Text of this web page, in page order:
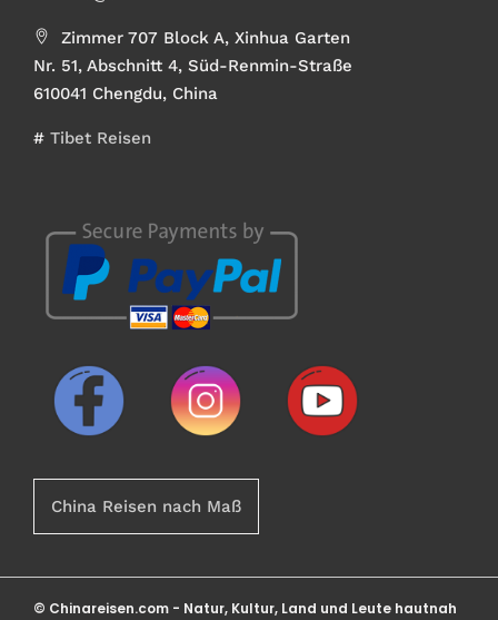
Zimmer 707 Block A, Xinhua Garten
Nr. 51, Abschnitt 4, Süd-Renmin-Straße
610041 Chengdu, China
# Tibet Reisen
China Reisen nach Maß
© Chinareisen.com - Natur, Kultur, Land und Leute hautnah